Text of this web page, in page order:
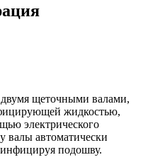
щеточными валами,
жидкостью,
электрического
валы автоматически
подошву.